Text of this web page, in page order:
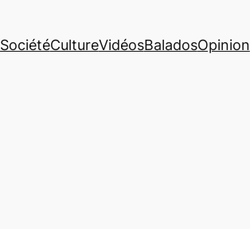
SociétéCultureVidéosBaladosOpinion